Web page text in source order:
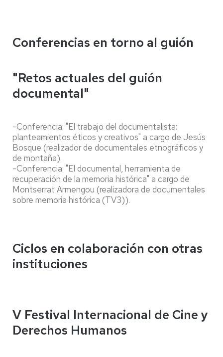
Conferencias en torno al guión
"Retos actuales del guión
documental"
-Conferencia: "El trabajo del documentalista:
planteamientos éticos y creativos" a cargo de Jesús
Bosque (realizador de documentales etnográficos y
de montaña).
-Conferencia: "El documental, herramienta de
recuperación de la memoria histórica" a cargo de
Montserrat Armengou (realizadora de documentales
sobre memoria histórica (TV3)).
Ciclos en colaboración con otras
instituciones
V Festival Internacional de Cine y
Derechos Humanos